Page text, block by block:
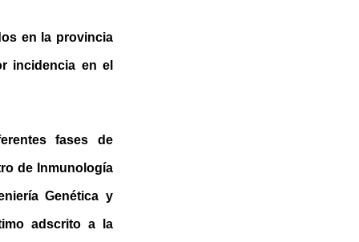
en la provincia
incidencia en el
fases de
de Inmunología
Genética y
adscrito a la